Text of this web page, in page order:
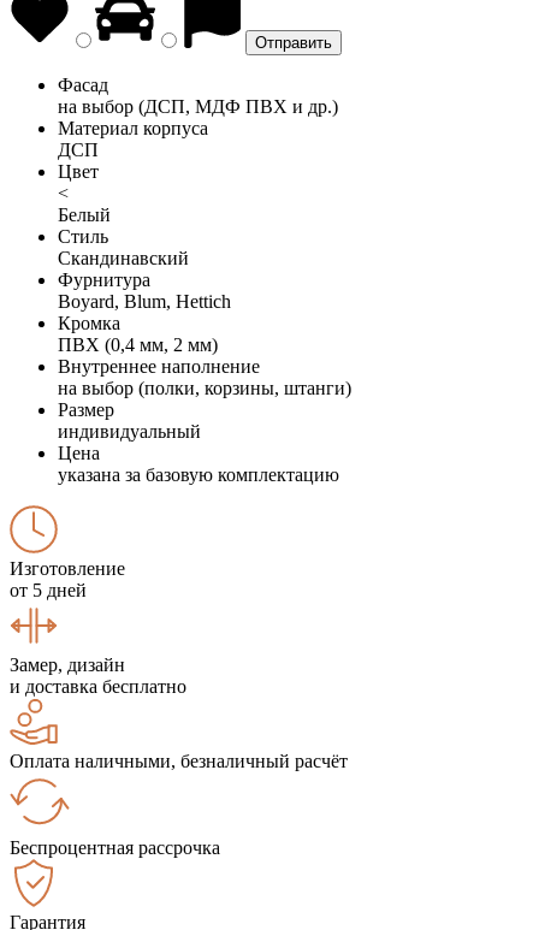
Фасад
на выбор (ДСП, МДФ ПВХ и др.)
Материал корпуса
ДСП
Цвет
<
Белый
Стиль
Скандинавский
Фурнитура
Boyard, Blum, Hettich
Кромка
ПВХ (0,4 мм, 2 мм)
Внутреннее наполнение
на выбор (полки, корзины, штанги)
Размер
индивидуальный
Цена
указана за базовую комплектацию
Изготовление
от 5 дней
Замер, дизайн
и доставка бесплатно
Оплата наличными, безналичный расчёт
Беспроцентная рассрочка
Гарантия